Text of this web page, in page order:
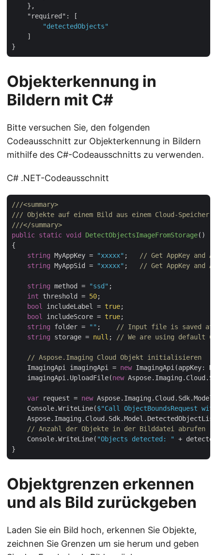
    },
"required" : [
"detectedObjects"
    ]
Objekterkennung in
Bildern mit C#
Bitte versuchen Sie, den folgenden
Codeausschnitt zur Objekterkennung in Bildern
mithilfe des C#-Codeausschnitts zu verwenden.
C# .NET-Codeausschnitt
///<summary>
/// Objekte auf einem Bild aus einem Cloud-Speicher
///</summary>
public static void DetectObjectsImageFromStorage( )
{
string MyAppKey = "xxxxx" ;
// Get AppKey and
string MyAppSid = "xxxxx" ; // Get AppKey and
string method = "ssd" ;
int threshold = 50;
bool
includeLabel = true;
bool
includeScore = true;
string folder = "" ;
// Input file is saved at
string storage = null ; // We are using default
// Aspose.Imaging Cloud Objekt initialisieren
    ImagingApi imagingApi =
new ImagingApi(appKey:
    imagingApi.UploadFile(
new
var request = new
    Console.WriteLine(
$"Call ObjectBoundsRequest
// Anzahl der Objekte in der Bilddatei abrufen
    Console.WriteLine(
"Objects detected: "
+
Objektgrenzen erkennen
und als Bild zurückgeben
Laden Sie ein Bild hoch, erkennen Sie Objekte,
zeichnen Sie Grenzen um sie herum und geben